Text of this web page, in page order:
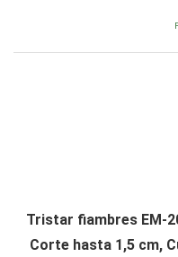
Tristar fiambres EM-
Corte hasta 1,5 cm,